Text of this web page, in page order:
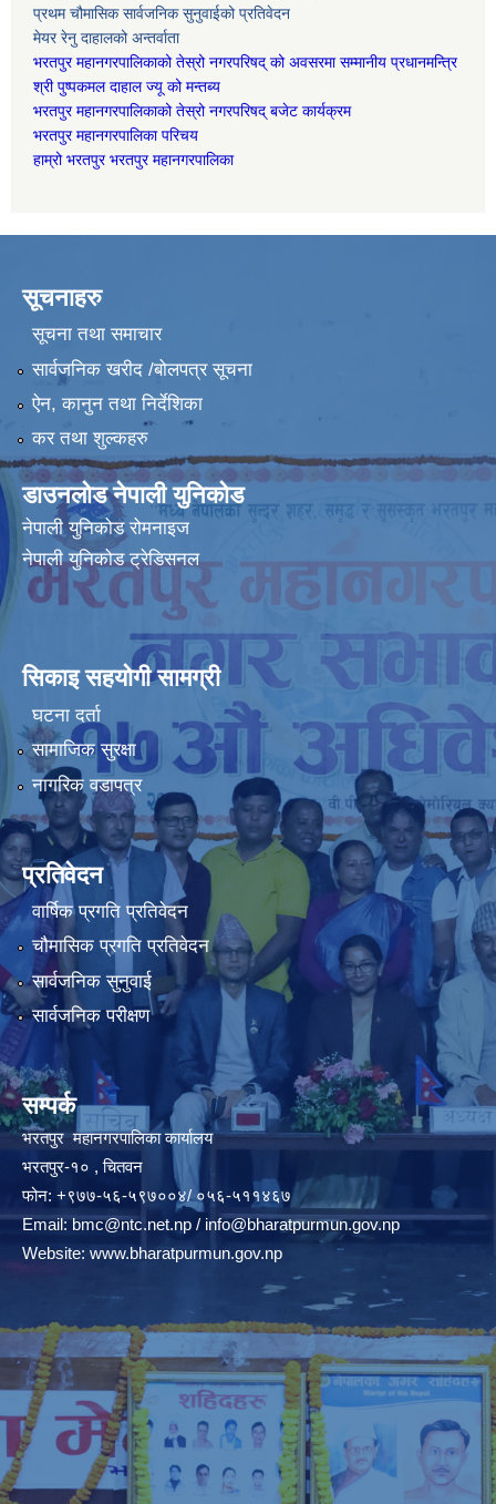
प्रथम चौमासिक सार्वजनिक सुनुवाईको प्रतिवेदन
मेयर रेनु दाहालको अन्तर्वाता
भरतपुर महानगरपालिकाको तेस्रो नगरपरिषद् को अवसरमा सम्मानीय प्रधानमन्त्रि
श्री पुष्पकमल दाहाल ज्यू को मन्तब्य
भरतपुर महानगरपालिकाको तेस्रो नगरपरिषद् बजेट कार्यक्रम
भरतपुर महानगरपालिका परिचय
हाम्रो भरतपुर भरतपुर महानगरपालिका
सूचनाहरु
सूचना तथा समाचार
सार्वजनिक खरीद /बोलपत्र सूचना
ऐन, कानुन तथा निर्देशिका
कर तथा शुल्कहरु
डाउनलोड नेपाली युनिकोड
नेपाली युनिकोड रोमनाइज
नेपाली युनिकोड ट्रेडिसनल
सिकाइ सहयोगी सामग्री
घटना दर्ता
सामाजिक सुरक्षा
नागरिक वडापत्र
प्रतिवेदन
वार्षिक प्रगति प्रतिवेदन
चौमासिक प्रगति प्रतिवेदन
सार्वजनिक सुनुवाई
सार्वजनिक परीक्षण
सम्पर्क
भरतपुर महानगरपालिका कार्यालय
भरतपुर-१० , चितवन
फोन: +९७७-५६-५९७००४/ ०५६-५११४६७
Email:bmc@ntc.net.np / info@bharatpurmun.gov.np
Website: www.bharatpurmun.gov.np